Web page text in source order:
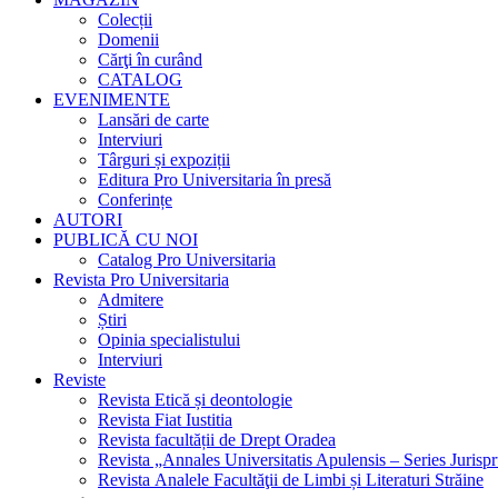
Colecții
Domenii
Cărţi în curând
CATALOG
EVENIMENTE
Lansări de carte
Interviuri
Târguri și expoziții
Editura Pro Universitaria în presă
Conferințe
AUTORI
PUBLICĂ CU NOI
Catalog Pro Universitaria
Revista Pro Universitaria
Admitere
Știri
Opinia specialistului
Interviuri
Reviste
Revista Etică și deontologie
Revista Fiat Iustitia
Revista facultății de Drept Oradea
Revista „Annales Universitatis Apulensis – Series
Revista Analele Facultăţii de Limbi și Literaturi Străine